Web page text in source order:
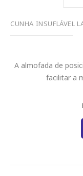
CUNHA INSUFLÁVEL
A almofada de
facilitar a